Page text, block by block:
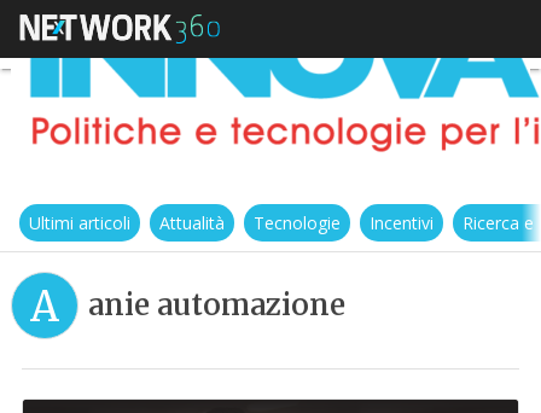
Ultimi articoli Attualità Tecnologie Incentivi Ricerca
A anie automazione